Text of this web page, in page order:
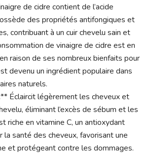
de cidre contient de l’acide
des propriétés antifongiques et
contribuant à un cuir chevelu sain et
de vinaigre de cidre est en
raison de ses nombreux bienfaits pour
devenu un ingrédient populaire dans
naturels.
Éclaircit légèrement les cheveux et
éliminant l’excès de sébum et les
riche en vitamine C, un antioxydant
la santé des cheveux, favorisant une
et protégeant contre les dommages.